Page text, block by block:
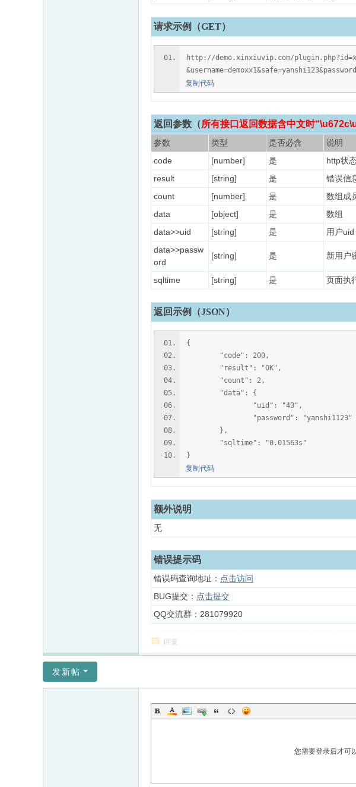
请求示例（GET）
http://demo.xinxiuvip.com/
复制代码
返回参数 （所有接口返回数据含中文时
参数 类型 是否必含 说明
code
[number] 是 http状
result
[string] 是 错误信
count
[number] 是 数组成
data
[object] 是
数组
data>>uid
[string] 是 用户uid
data>>passw
ord
[string] 是 新用户
sqltime [string] 是 页面执
返回示例（JSON）
{
"code": 200,
"result": "OK",
"count": 2,
"data": {
"uid": "43",
"password": "yanshi1123"
},
"sqltime": "0.01563s"
}
复制代码
额外说明
无
错误提示码
错误码查询地址： 点击访问
BUG提交： 点击提交
QQ交流群：281079920
回复
发新帖
您需要登录后才可